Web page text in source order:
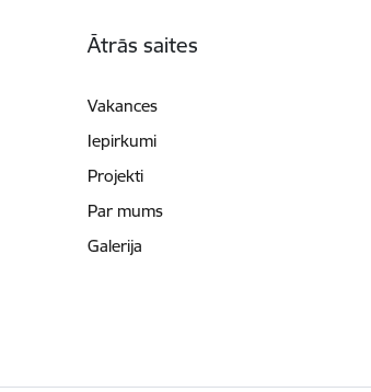
Ātrās saites
Vakances
Iepirkumi
Projekti
Par mums
Galerija